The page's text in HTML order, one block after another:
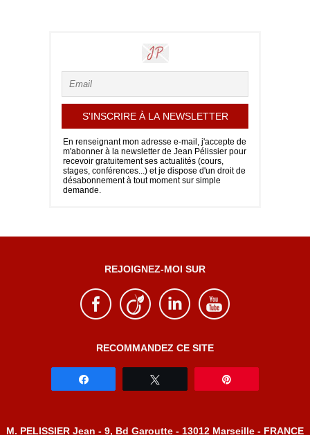
En renseignant mon adresse e-mail, j'accepte de
m'abonner à la newsletter de Jean Pélissier pour
recevoir gratuitement ses actualités (cours,
stages, conférences...) et je dispose d'un droit de
désabonnement à tout moment sur simple
demande.
REJOIGNEZ-MOI SUR
RECOMMANDEZ CE SITE
M. PELISSIER Jean - 9, Bd Garoutte - 13012 Marseille - FRANCE